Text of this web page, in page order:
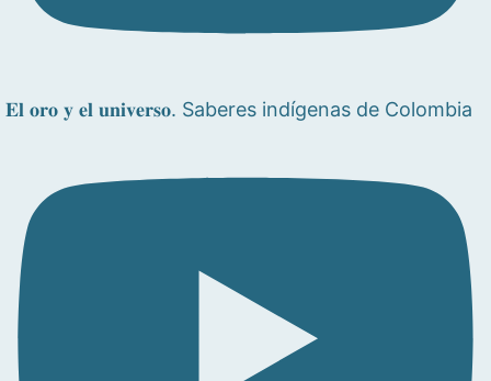
𝐄𝐥 𝐨𝐫𝐨 𝐲 𝐞𝐥 𝐮𝐧𝐢𝐯𝐞𝐫𝐬𝐨. Saberes indígenas de Colombia